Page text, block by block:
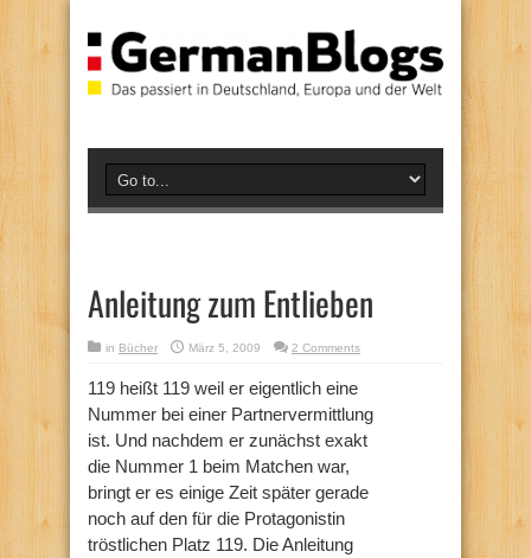
Anleitung zum Entlieben
in Bücher März 5, 2009 2 Comments
119 heißt 119 weil er eigentlich eine
Nummer bei einer Partnervermittlung
ist. Und nachdem er zunächst exakt
die Nummer 1 beim Matchen war,
bringt er es einige Zeit später gerade
noch auf den für die Protagonistin
tröstlichen Platz 119. Die Anleitung